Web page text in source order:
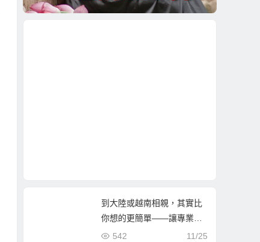
到大陸或越南相親，其實比
你想的更簡單——讓專業團
隊陪你找到真心伴侶
11/25
542